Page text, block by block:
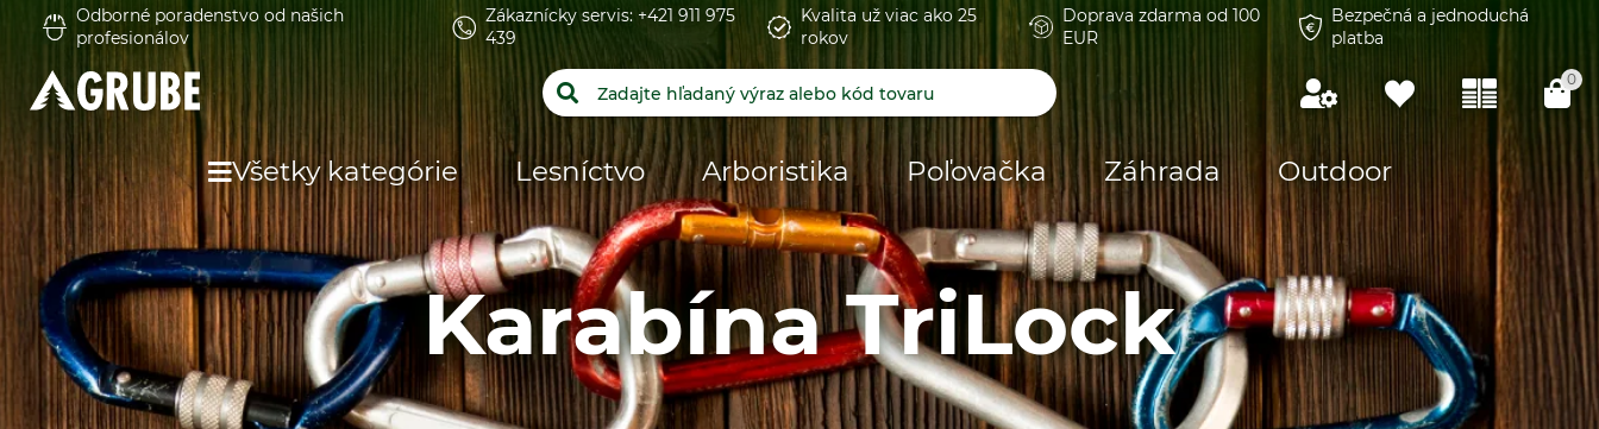
Odborné poradenstvo od našich
profesionálov
Zákaznícky servis: +421 911 975
439
Kvalita už viac ako 25
rokov
Doprava zdarma od 100
EUR
Bezpečná a jednoduchá
platba
0
Všetky kategórie Lesníctvo Arboristika Poľovačka Záhrada Outdoor
Karabína TriLock